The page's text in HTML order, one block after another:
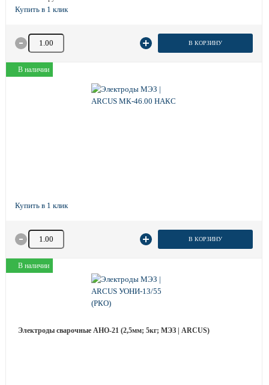
Количество товара В КОРЗИНУ
В наличии
Количество товара В КОРЗИНУ
В наличии
Электроды сварочные АНО-21 (2,5мм; 5кг; МЭЗ | ARCUS)